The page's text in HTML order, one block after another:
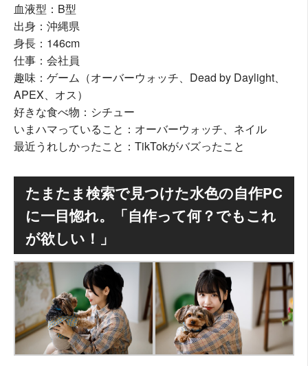
血液型：B型
出身：沖縄県
身長：146cm
仕事：会社員
趣味：ゲーム（オーバーウォッチ、Dead by Daylight、
APEX、オス）
好きな食べ物：シチュー
いまハマっていること：オーバーウォッチ、ネイル
最近うれしかったこと：TikTokがバズったこと
たまたま検索で見つけた水色の自作PC
に一目惚れ。「自作って何？でもこれ
が欲しい！」